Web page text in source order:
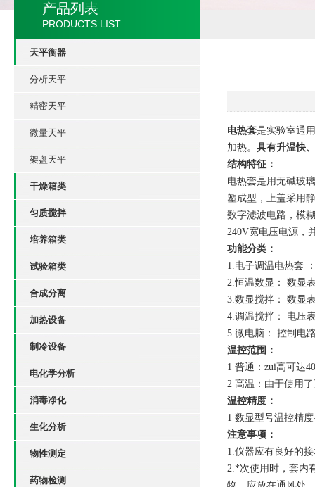
产品列表
PRODUCTS LIST
天平衡器
分析天平
精密天平
微量天平
架盘天平
干燥箱类
匀质搅拌
培养箱类
试验箱类
合成分离
加热设备
制冷设备
电化学分析
消毒净化
生化分析
物性测定
药物检测
电热套是实验室通
加热。 具有升温快
结构特征：
电热套是用无碱玻
塑成型，上盖采用
数字滤波电路，模
240V宽电压电源，
功能分类：
1.电子调温电热套
2.恒温数显： 数显
3.数显搅拌： 数显
4.调温搅拌： 电压
5.微电脑： 控制电
温控范围：
1 普通：zui高可达
2 高温：由于使用
温控精度：
1 数显型号温控精
注意事项：
1.仪器应有良好的
2.*次使用时，套内